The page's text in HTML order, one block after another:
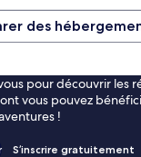
des
pour découvrir les
vous pouvez
!
S’inscrire gratuitement